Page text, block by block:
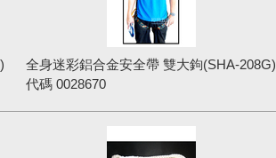
全身迷彩鋁合金安全帶 雙大鉤(SHA-208G)
代碼 0028670